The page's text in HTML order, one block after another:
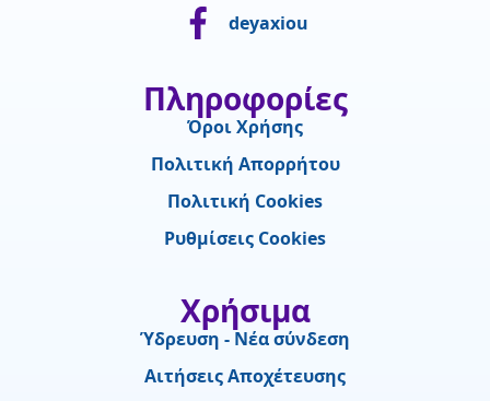
deyaxiou
Πληροφορίες
Όροι Χρήσης
Πολιτική Απορρήτου
Πολιτική Cookies
Ρυθμίσεις Cookies
Χρήσιμα
Ύδρευση - Νέα σύνδεση
Αιτήσεις Αποχέτευσης